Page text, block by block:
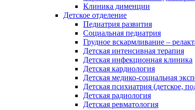
Клиника дименции
Детское отделение
Педиатрия развития
Социальная педиатрия
Грудное вскармливание –
Детская интенсивная терапия
Детская инфекционная клиника
Детская кардиология
Детская медико-социальная
Детская психиатрия (детское,
Детская радиология
Детская ревматология